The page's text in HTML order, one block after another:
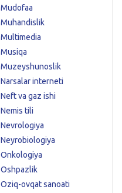
Mudofaa
Muhandislik
Multimedia
Musiqa
Muzeyshunoslik
Narsalar interneti
Neft va gaz ishi
Nemis tili
Nevrologiya
Neyrobiologiya
Onkologiya
Oshpazlik
Oziq-ovqat sanoati